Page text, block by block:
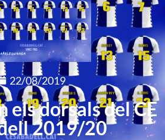
22/08/2019
els dorsals del CE
2019/20